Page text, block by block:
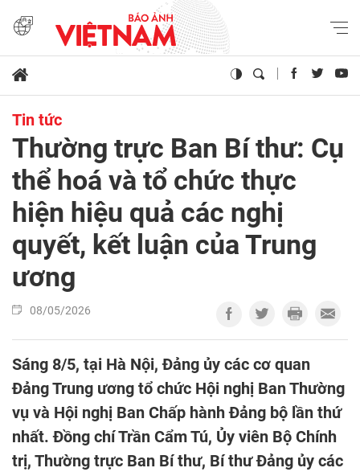
Tin tức
Thường trực Ban Bí thư: Cụ
thể hoá và tổ chức thực
hiện hiệu quả các nghị
quyết, kết luận của Trung
ương
08/05/2026
Sáng 8/5, tại Hà Nội, Đảng ủy các cơ quan
Đảng Trung ương tổ chức Hội nghị Ban Thường
vụ và Hội nghị Ban Chấp hành Đảng bộ lần thứ
nhất. Đồng chí Trần Cẩm Tú, Ủy viên Bộ Chính
trị, Thường trực Ban Bí thư, Bí thư Đảng ủy các